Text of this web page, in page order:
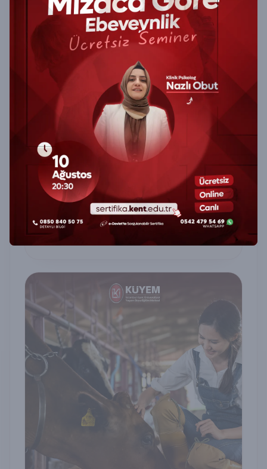
Masal Anlatıcılığı Ve Çocuk Resim
Analizi (Uygulayıcı Belge) Sertifika
Programı
Masal Anlatıcılığı ve Çocuk Resim Analizi
Sertifika Programı ile çocukların dünyasını